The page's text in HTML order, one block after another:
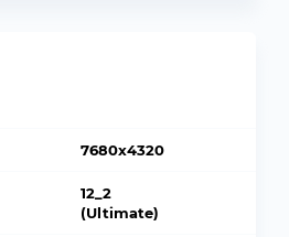
7680x4320
12_2
(Ultimate)